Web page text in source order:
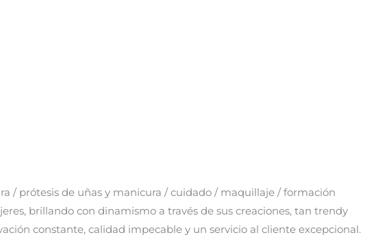
/ prótesis de uñas y manicura / cuidado / maquillaje / formación
brillando con dinamismo a través de sus creaciones, tan trendy
constante, calidad impecable y un servicio al cliente excepcional.